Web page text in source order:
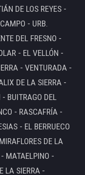
DE LOS REYES -
- URB.
DEL FRESNO -
- EL VELLÓN -
- VENTURADA -
DE LA SIERRA -
BUITRAGO DEL
- RASCAFRÍA -
- EL BERRUECO
DE LA
MATAELPINO -
LA SIERRA -